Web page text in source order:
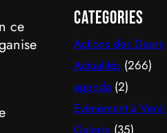
ce
Categories
Actions des Dears
Actualités (266)
agenda (2)
Evènement à Venir
Galerie (35)